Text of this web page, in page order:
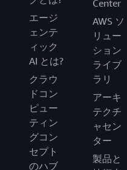
エージ
ェンテ
ィック
AI とは?
クラウ
ドコン
ピュー
ティン
グコン
セプト
のハブ
Center
AWS ソ
リュー
ション
ライブ
ラリ
アーキ
テクチ
ャセン
ター
製品と